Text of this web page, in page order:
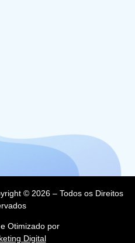
© 2026 – Todos os Direitos
Otimizado por
Digital